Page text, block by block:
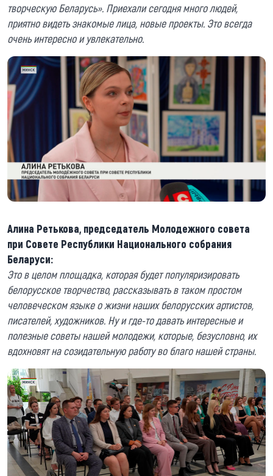
творческую Беларусь». Приехали сегодня много людей,
приятно видеть знакомые лица, новые проекты. Это всегда
очень интересно и увлекательно.
Алина Ретькова, председатель Молодежного совета
при Совете Республики Национального собрания
Беларуси:
Это в целом площадка, которая будет популяризировать
белорусское творчество, рассказывать в таком простом
человеческом языке о жизни наших белорусских артистов,
писателей, художников. Ну и где-то давать интересные и
полезные советы нашей молодежи, которые, безусловно, их
вдохновят на созидательную работу во благо нашей страны.